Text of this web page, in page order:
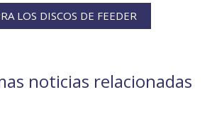
LOS DISCOS DE FEEDER
noticias relacionadas